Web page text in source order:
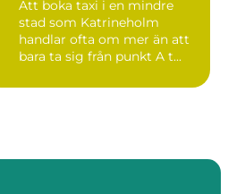
Att boka taxi i en mindre
stad som Katrineholm
handlar ofta om mer än att
bara ta sig från punkt A t...